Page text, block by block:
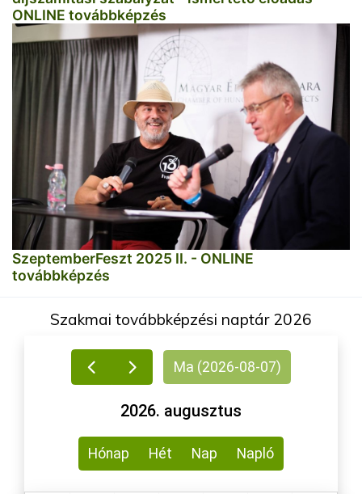
ONLINE továbbképzés
SzeptemberFeszt 2025 II. - ONLINE
továbbképzés
Szakmai továbbképzési naptár 2026
Ma (2026-08-07)
2026. augusztus
Hónap Hét Nap Napló